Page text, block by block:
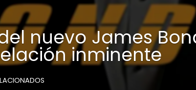
nuevo James
inminente